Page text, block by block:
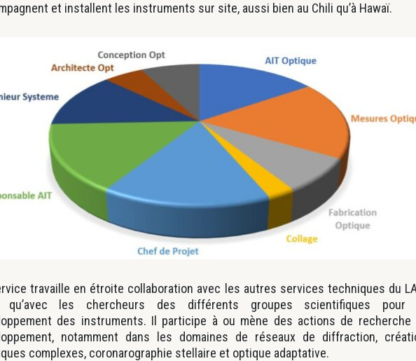
et installent les instruments sur site, aussi bien au Chili qu’à Hawaï.
travaille en étroite collaboration avec les autres services techniques du
qu’avec les chercheurs des différents groupes scientifiques pour
des instruments. Il participe à ou mène des actions de recherche
notamment dans les domaines de réseaux de diffraction,
complexes, coronarographie stellaire et optique adaptative.